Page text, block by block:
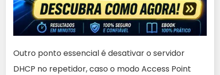
Outro ponto essencial é desativar o servidor
DHCP no repetidor, caso o modo Access Point